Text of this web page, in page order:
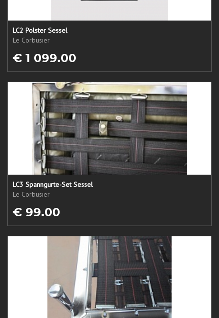
LC2 Polster Sessel
Le Corbusier
€ 1 099.00
LC3 Spanngurte-Set Sessel
Le Corbusier
€ 99.00